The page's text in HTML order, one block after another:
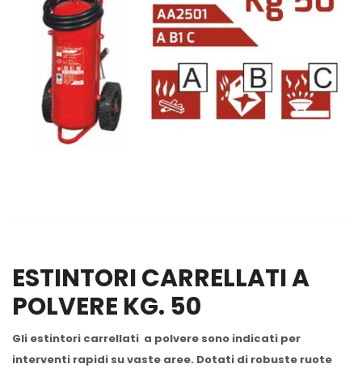
ESTINTORI CARRELLATI A
POLVERE KG. 50
Gli estintori carrellati a polvere sono indicati per
interventi rapidi su vaste aree. Dotati di robuste ruote